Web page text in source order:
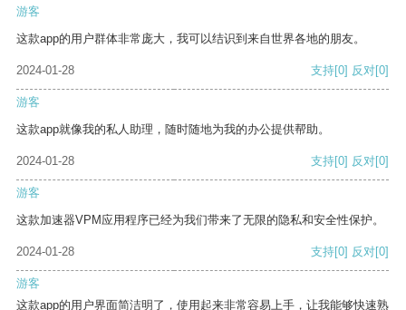
游客
这款app的用户群体非常庞大，我可以结识到来自世界各地的朋友。
2024-01-28 支持[0] 反对[0]
游客
这款app就像我的私人助理，随时随地为我的办公提供帮助。
2024-01-28 支持[0] 反对[0]
游客
这款加速器VPM应用程序已经为我们带来了无限的隐私和安全性保护。
2024-01-28 支持[0] 反对[0]
游客
这款app的用户界面简洁明了，使用起来非常容易上手，让我能够快速熟